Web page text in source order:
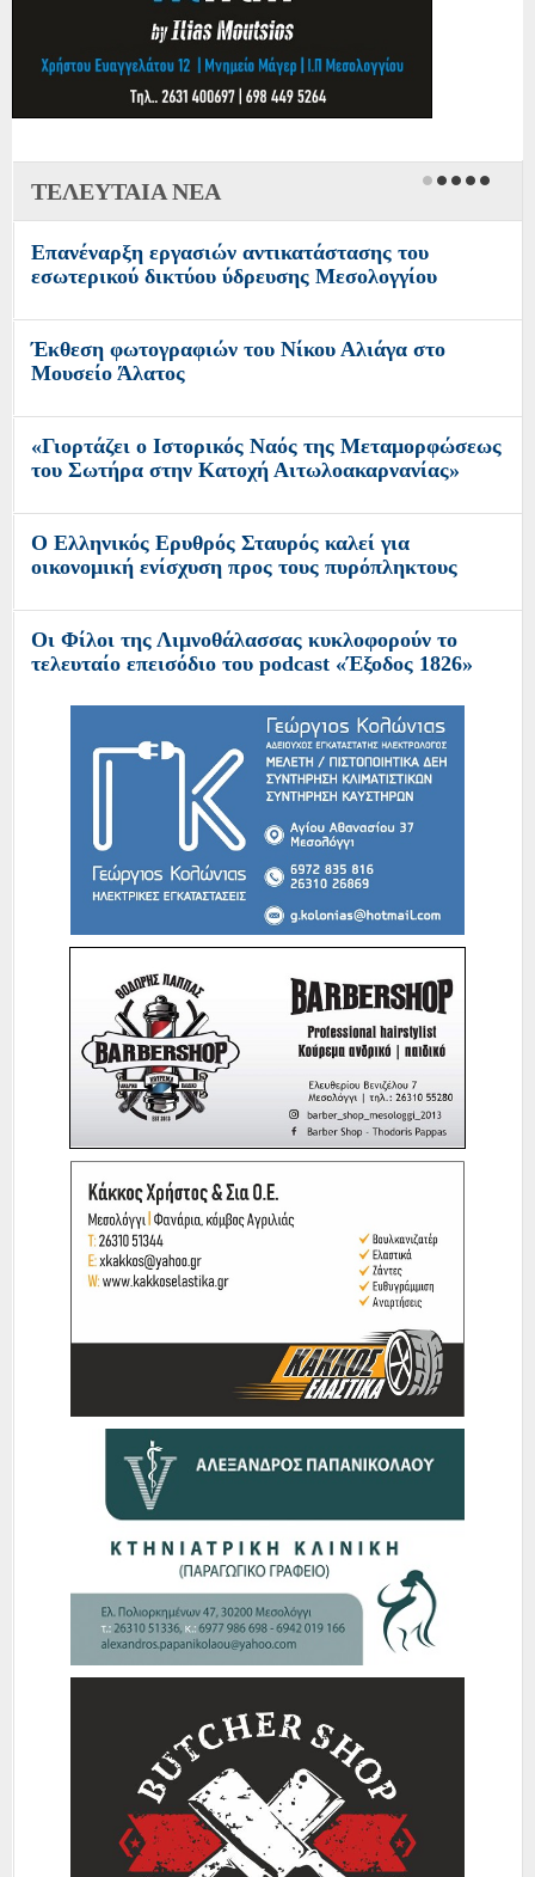
ΤΕΛΕΥΤΑΙΑ ΝΕΑ
Επανέναρξη εργασιών αντικατάστασης του
εσωτερικού δικτύου ύδρευσης Μεσολογγίου
Έκθεση φωτογραφιών του Νίκου Αλιάγα στο
Μουσείο Άλατος
«Γιορτάζει ο Ιστορικός Ναός της Μεταμορφώσεως
του Σωτήρα στην Κατοχή Αιτωλοακαρνανίας»
O Ελληνικός Ερυθρός Σταυρός καλεί για
οικονομική ενίσχυση προς τους πυρόπληκτους
Οι Φίλοι της Λιμνοθάλασσας κυκλοφορούν το
τελευταίο επεισόδιο του podcast «Έξοδος 1826»